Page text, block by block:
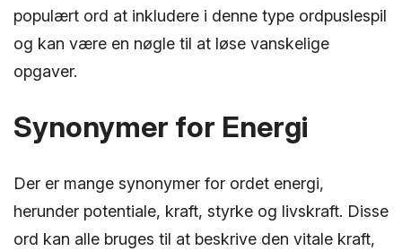
populært ord at inkludere i denne type ordpuslespil
og kan være en nøgle til at løse vanskelige
opgaver.
Synonymer for Energi
Der er mange synonymer for ordet energi,
herunder potentiale, kraft, styrke og livskraft. Disse
ord kan alle bruges til at beskrive den vitale kraft,